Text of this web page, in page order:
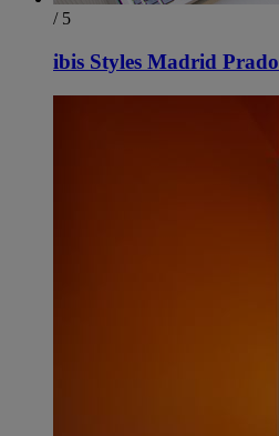
/ 5
ibis Styles Madrid Prado